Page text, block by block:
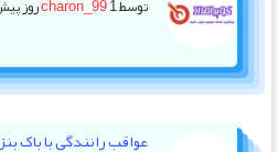
توسط charon_991 روز پیش
عواقب رانندگی با باک